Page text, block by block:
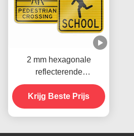
2 mm hexagonale
reflecterende
verkeersborden Verplicht
verkeersveiligheidsteken
s
Krijg Beste Prijs